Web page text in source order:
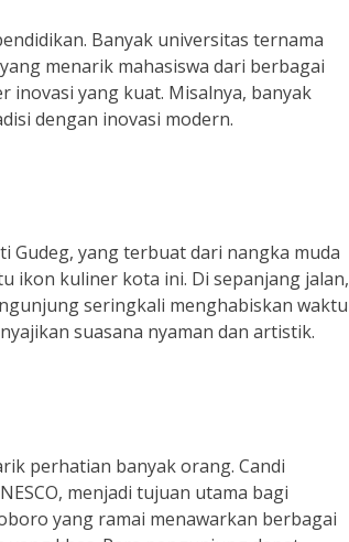
Banyak universitas ternama
menarik mahasiswa dari berbagai
inovasi yang kuat. Misalnya, banyak
dengan inovasi modern.
Gudeg, yang terbuat dari nangka muda
ikon kuliner kota ini. Di sepanjang jalan,
seringkali menghabiskan waktu
suasana nyaman dan artistik.
perhatian banyak orang. Candi
menjadi tujuan utama bagi
yang ramai menawarkan berbagai